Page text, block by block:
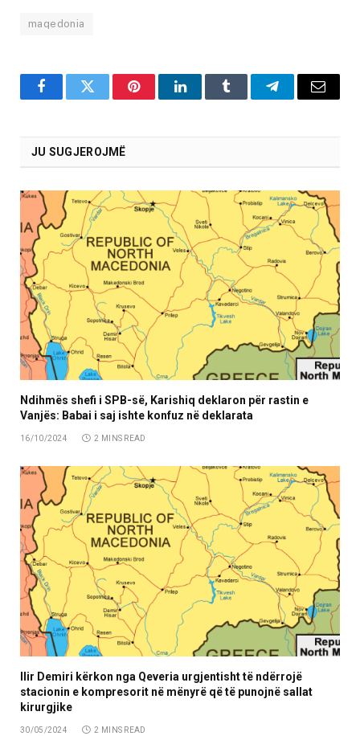
maqedonia
FacebookTwitter PinterestLinkedInTumblr TelegramEmail
JU SUGJEROJMË
Ndihmës shefi i SPB-së, Karishiq deklaron për rastin e
Vanjës: Babai i saj ishte konfuz në deklarata
16/10/2024 2 MINS READ
Ilir Demiri kërkon nga Qeveria urgjentisht të ndërrojë
stacionin e kompresorit në mënyrë që të punojnë sallat
kirurgjike
30/05/2024 2 MINS READ